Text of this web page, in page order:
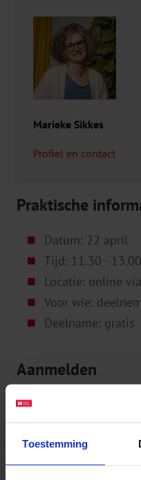
Toestemming
Marieke Sikkes
Profiel en contact
Praktische
Datum: 22 april
Tijd: 11.30 - 13.00
Locatie: online
Voor wie:
Deelname: gratis
Aanmelden
Naam